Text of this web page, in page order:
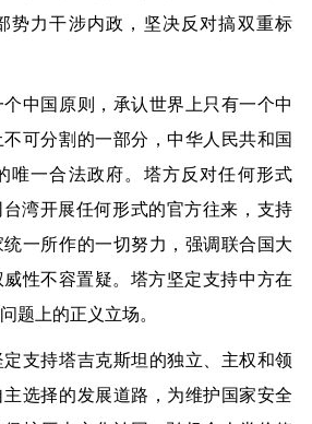
势力干涉内政，坚决反对搞双重标
国原则，承认世界上只有一个中
可分割的一部分，中华人民共和国
唯一合法政府。塔方反对任何形式
台湾开展任何形式的官方往来，支持
一所作的一切努力，强调联合国大
威性不容置疑。塔方坚定支持中方在
题上的正义立场。
持塔吉克斯坦的独立、主权和领
选择的发展道路，为维护国家安全